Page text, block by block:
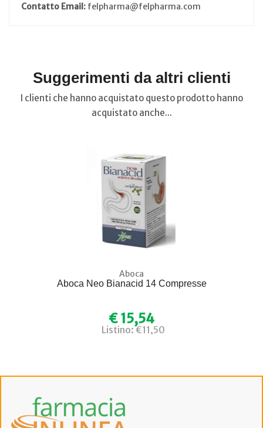
Contatto Email: felpharma@felpharma.com
Suggerimenti da altri clienti
I clienti che hanno acquistato questo prodotto hanno
acquistato anche...
Aboca
Aboca Neo Bianacid 14 Compresse
€ 15,54
Listino: €11,50